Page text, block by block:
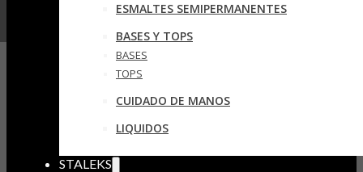
ESMALTES SEMIPERMANENTES
BASES Y TOPS
BASES
TOPS
CUIDADO DE MANOS
LIQUIDOS
STALEKS